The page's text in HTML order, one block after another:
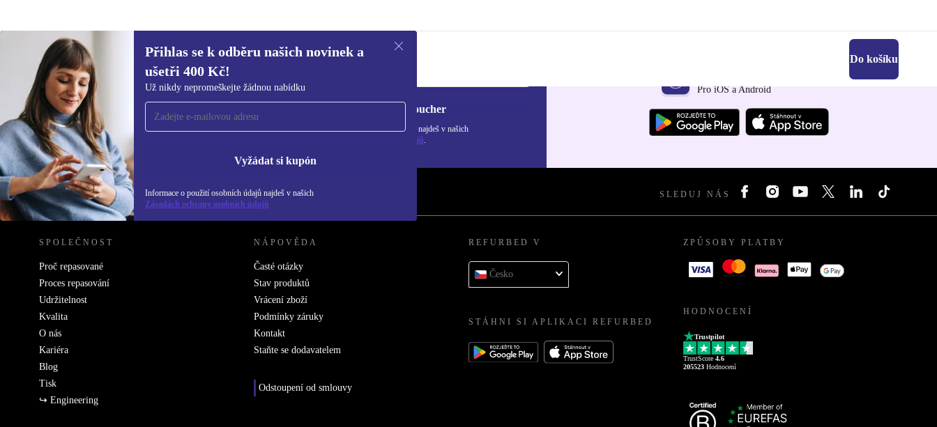
3 975 Kč Do košíku
Přihlas se k odběru našich novinek a
ušetři 400 Kč!
Už nikdy nepromeškejte žádnou nabídku
Vyžádat si kupón
Informace o použití osobních údajů najdeš v našich
Zásadách ochrany osobních údajů
Přihlas se k odběru našich novinek a
ušetři 400 Kč!
Už nikdy nepromeškej žádnou nabídku.
Chci voucher
Informace o použití osobních údajů najdeš v našich
Zásadách ochrany osobních údajů.
Pro iOS a Android
REFURBED ČESKO - RETHINK NEW. SLEDUJ NÁS
SPOLEČNOST
Proč repasované
Proces repasování
Udržitelnost
Kvalita
O nás
Kariéra
Blog
Tisk
↪ Engineering
NÁPOVĚDA
Časté otázky
Stav produktů
Vrácení zboží
Podmínky záruky
Kontakt
Staňte se dodavatelem
Odstoupení od smlouvy
REFURBED V
Česko
STÁHNI SI APLIKACI REFURBED
ZPŮSOBY PLATBY
HODNOCENÍ
Trustpilot
TrustScore 4.6
205523 Hodnocení